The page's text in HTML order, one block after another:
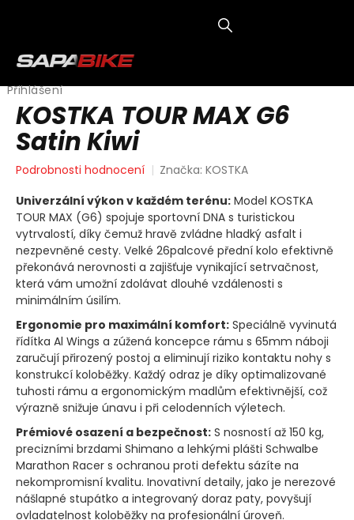
Přihlášení
KOSTKA TOUR MAX G6
Satin Kiwi
Průměrné
produktu
je
0,0
5
hvězdiček.
Podrobnosti hodnocení Značka:KOSTKA
Univerzální výkon v každém terénu: Model KOSTKA
TOUR MAX (G6) spojuje sportovní DNA s turistickou
vytrvalostí, díky čemuž hravě zvládne hladký asfalt i
nezpevněné cesty. Velké 26palcové přední kolo efektivně
překonává nerovnosti a zajišťuje vynikající setrvačnost,
která vám umožní zdolávat dlouhé vzdálenosti s
minimálním úsilím.
Ergonomie pro maximální komfort: Speciálně vyvinutá
řídítka Al Wings a zúžená koncepce rámu s 65mm náboji
zaručují přirozený postoj a eliminují riziko kontaktu nohy s
konstrukcí koloběžky. Každý odraz je díky optimalizované
tuhosti rámu a ergonomickým madlům efektivnější, což
výrazně snižuje únavu i při celodenních výletech.
Prémiové osazení a bezpečnost: S nosností až 150 kg,
precizními brzdami Shimano a lehkými plášti Schwalbe
Marathon Racer s ochranou proti defektu sázíte na
nekompromisní kvalitu. Inovativní detaily, jako je nerezové
nášlapné stupátko a integrovaný doraz paty, povyšují
ovladatelnost koloběžky na profesionální úroveň.